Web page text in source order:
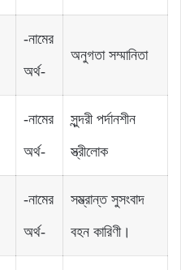
-নামের
অর্থ-
অনুগতা সম্মানিতা
-নামের
অর্থ-
সুন্দরী পর্দানশীন
স্ত্রীলোক
-নামের
অর্থ-
সম্ভ্রান্ত সুসংবাদ
বহন কারিণী।